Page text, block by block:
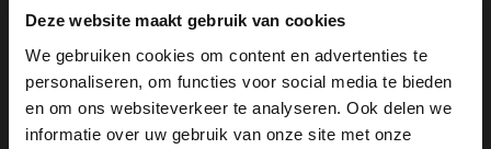
Deze website maakt gebruik van cookies
We gebruiken cookies om content en advertenties te
personaliseren, om functies voor social media te bieden
en om ons websiteverkeer te analyseren. Ook delen we
informatie over uw gebruik van onze site met onze
een herdenking die in het Westen amper aandacht
Flavio Pasquino, Dorien Rookmaker en Eric van de
Beek bespreken hoe de cruciale rol van de Sovjet-